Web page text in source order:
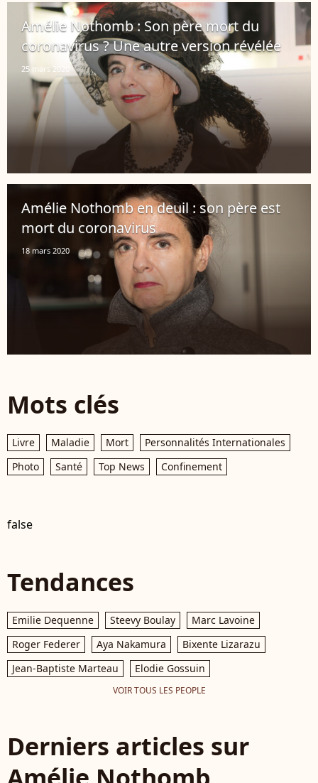
Amélie Nothomb : Son père mort du
coronavirus ? Une autre version révélée
25 mars 2020
Amélie Nothomb en deuil : son père est
mort du coronavirus
18 mars 2020
Mots clés
Livre Maladie Mort
Personnalités Internationales
Photo
Santé Top News Confinement
false
Tendances
Emilie Dequenne Steevy Boulay
Marc Lavoine
Roger Federer
Aya Nakamura
Bixente Lizarazu
Jean-Baptiste Marteau
Elodie Gossuin
VOIR TOUS LES PEOPLE
Derniers articles sur